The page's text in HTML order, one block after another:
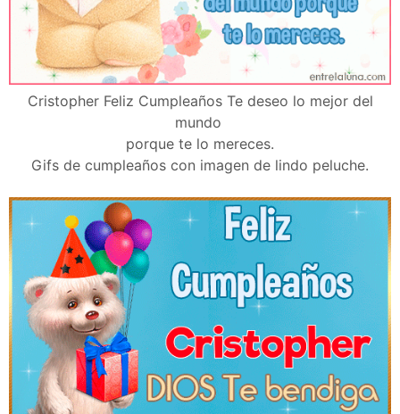
Cristopher Feliz Cumpleaños Te deseo lo mejor del
mundo
porque te lo mereces.
Gifs de cumpleaños con imagen de lindo peluche.